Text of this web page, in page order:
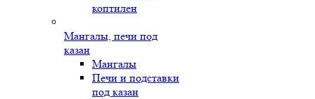
коптилен
Мангалы, печи под
казан
Мангалы
Печи и подставки
под казан